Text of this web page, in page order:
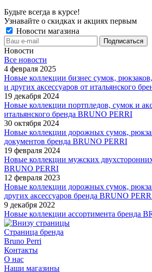
Будьте всегда в курсе!
Узнавайте о скидках и акциях первым
Новости магазина
Новости
Все новости
4 февраля 2025
Новые коллекции бизнес сумок,
и других аксессуаров от итальянского
19 декабря 2024
Новые коллекции портпледов, сумок и
итальянского бренда BRUNO PERRI
30 октября 2024
Новые коллекции дорожных сумок,
документов бренда BRUNO PERRI
19 февраля 2024
Новые коллекции мужских
BRUNO PERRI
12 февраля 2023
Новые коллекции дорожных сумок,
других аксессуаров бренда BRUNO
9 декабря 2022
Новые коллекции ассортимента бренда
Страница бренда
Bruno Perri
Контакты
О нас
Наши магазины